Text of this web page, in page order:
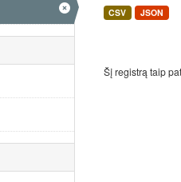
CSV JSON
Šį registrą taip